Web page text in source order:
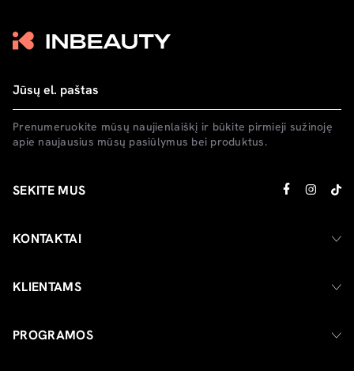
Prenumeruokite mūsų naujienlaiškį ir būkite pirmieji sužinoję
apie naujausius mūsų pasiūlymus bei produktus.
SEKITE MUS
KONTAKTAI
KLIENTAMS
PROGRAMOS